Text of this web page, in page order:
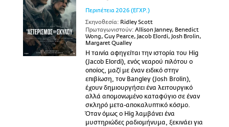
Περιπέτεια 2026 (ΕΓΧΡ.)
Σκηνοθεσία: Ridley Scott
Πρωταγωνιστούν: Allison Janney, Benedict
Wong, Guy Pearce, Jacob Elordi, Josh Brolin,
Margaret Qualley
Η ταινία αφηγείται την ιστορία του Hig
(Jacob Elordi), ενός νεαρού πιλότου ο
οποίος, μαζί με έναν ειδικό στην
επιβίωση, τον Bangley (Josh Brolin),
έχουν δημιουργήσει ένα λειτουργικό
αλλά απομονωμένο καταφύγιο σε έναν
σκληρό μετα-αποκαλυπτικό κόσμο.
Όταν όμως ο Hig λαμβάνει ένα
μυστηριώδες ραδιομήνυμα, ξεκινάει για